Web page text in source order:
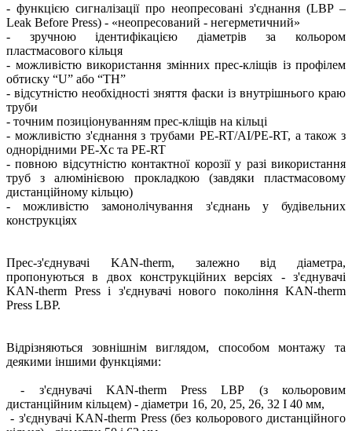
- функцією сигналізації про неопресовані з'єднання (LBP –
Leak Before Press) - «неопресований - негерметичний»
- зручною ідентифікацією діаметрів за кольором
пластмасового кільця
- можливістю використання змінних прес-кліщів із профілем
обтиску “U” або “TH”
- відсутністю необхідності зняття фаски із внутрішнього краю
труби
- точним позиціонуванням прес-кліщів на кільці
- можливістю з'єднання з трубами PE-RT/AI/PE-RT, а також з
однорідними PE-Xc та PE-RT
- повною відсутністю контактної корозії у разі використання
труб з алюмінієвою прокладкою (завдяки пластмасовому
дистанційному кільцю)
- можливістю замонолічування з'єднань у будівельних
конструкціях
Прес-з'єднувачі KAN-therm, залежно від діаметра,
пропонуються в двох конструкційних версіях - з'єднувачі
KAN-therm Press і з'єднувачі нового покоління KAN-therm
Press LBP.
Відрізняються зовнішнім виглядом, способом монтажу та
деякими іншими функціями:
- з'єднувачі KAN-therm Press LBP (з кольоровим
дистанційним кільцем) - діаметри 16, 20, 25, 26, 32 І 40 мм,
- з'єднувачі KAN-therm Press (без кольорового дистанційного